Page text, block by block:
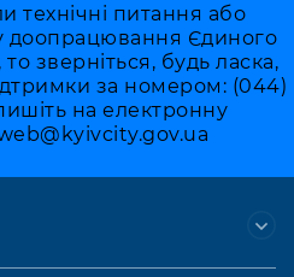
технічні питання або
доопрацювання Єдиного
зверніться, будь ласка,
за номером: (044)
на електронну